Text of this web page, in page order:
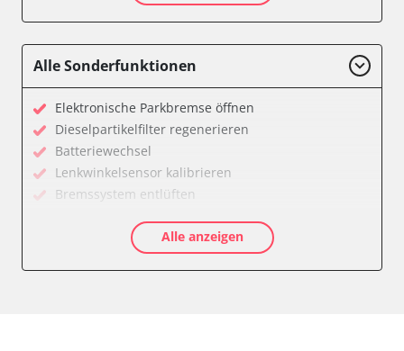
Anhängersteuergerät
Diagnoseschnittstelle (EOBD/OBDII)
Einparkhilfe
Einparkhilfe Lenkhilfe
Einstiegshilfe Beifahrer
Einstiegshilfe Fahrer
Fahrererkennung
Fahrtrichtungskamera
Fernlichtassistent
Alle Sonderfunktionen
Elektronische Parkbremse öffnen
Dieselpartikelfilter regenerieren
Batteriewechsel
Lenkwinkelsensor kalibrieren
Bremssystem entlüften
AGR Ventil anlernen
Luftmassenmesser anlernen
Alle anzeigen